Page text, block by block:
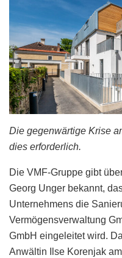
Die gegenwärtige Krise
dies erforderlich.
Die VMF-Gruppe gibt
Georg Unger bekannt,
Unternehmens die
Vermögensverwaltung
GmbH eingeleitet wird.
Anwältin Ilse Korenjak